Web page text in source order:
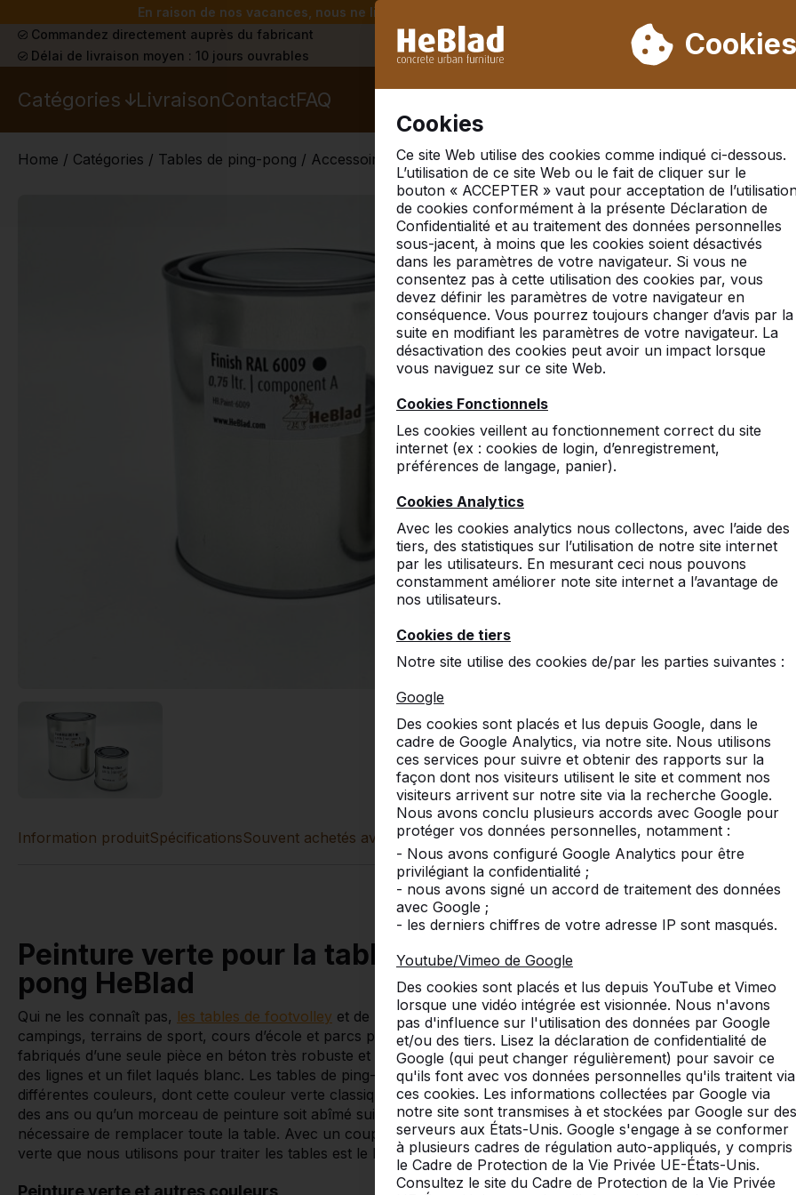
En raison de nos vacances, nous ne livrerons pas de la semaine 31 à la semaine 33. Veuillez donc
Cookies
Cookies
Ce site Web utilise des cookies comme indiqué ci-dessous.
L’utilisation de ce site Web ou le fait de cliquer sur le
bouton « ACCEPTER » vaut pour acceptation de
de cookies conformément à la présente Déclaration de
Confidentialité et au traitement des données personnelles
sous-jacent, à moins que les cookies soient désactivés
dans les paramètres de votre navigateur. Si vous ne
consentez pas à cette utilisation des cookies par, vous
devez définir les paramètres de votre navigateur en
conséquence. Vous pourrez toujours changer d’avis par la
suite en modifiant les paramètres de votre navigateur. La
désactivation des cookies peut avoir un impact lorsque
vous naviguez sur ce site Web.
Cookies Fonctionnels
Les cookies veillent au fonctionnement correct du site
internet (ex : cookies de login, d’enregistrement,
préférences de langage, panier).
Cookies Analytics
Avec les cookies analytics nous collectons, avec l’aide des
tiers, des statistiques sur l’utilisation de notre site internet
par les utilisateurs. En mesurant ceci nous pouvons
constamment améliorer note site internet a l’avantage de
nos utilisateurs.
Cookies de tiers
Notre site utilise des cookies de/par les parties suivantes :
Google
Des cookies sont placés et lus depuis Google, dans le
cadre de Google Analytics, via notre site. Nous utilisons
ces services pour suivre et obtenir des rapports sur la
façon dont nos visiteurs utilisent le site et comment nos
visiteurs arrivent sur notre site via la recherche Google.
Nous avons conclu plusieurs accords avec Google pour
protéger vos données personnelles, notamment :
- Nous avons configuré Google Analytics pour être
privilégiant la confidentialité ;
- nous avons signé un accord de traitement des données
avec Google ;
- les derniers chiffres de votre adresse IP sont masqués.
Youtube/Vimeo de Google
Des cookies sont placés et lus depuis YouTube et Vimeo
lorsque une vidéo intégrée est visionnée. Nous n'avons
pas d'influence sur l'utilisation des données par Google
et/ou des tiers. Lisez la déclaration de confidentialité de
Google (qui peut changer régulièrement) pour savoir ce
qu'ils font avec vos données personnelles qu'ils traitent via
ces cookies. Les informations collectées par Google via
notre site sont transmises à et stockées par Google sur des
serveurs aux États-Unis. Google s'engage à se conformer
à plusieurs cadres de régulation auto-appliqués, y compris
le Cadre de Protection de la Vie Privée UE-États-Unis.
Consultez le site du Cadre de Protection de la Vie Privée
Commandez directement auprès du fabricant
Déjà plus de 30 000 produits vendus
Délai de livraison moyen : 10 jours ouvrables
Catégories LivraisonContactFAQ
Home / Catégories / Tables de ping-pong / Accessoires / 1 Litre Peinture verte
Information produitSpécificationsSouvent achetés avec :Produits similaires
Peinture verte pour la table de footvolley et de ping-
pong HeBlad
Qui ne les connaît pas, les tables de footvolley et de ping-pongde HeBlad ? On les trouve dans de nombreux
campings, terrains de sport, cours d’école et parcs publics en Europe et aussi outre-mer. Nos produits sont
fabriqués d’une seule pièce en béton très robuste et sont pourvus d’une magnifique couche de laque avec
des lignes et un filet laqués blanc. Les tables de ping-pong et les tables de footvolley sont disponibles en
différentes couleurs, dont cette couleur verte classique. Il peut arriver que la couleur verte s’estompe au fil
des ans ou qu’un morceau de peinture soit abîmé suite à un choc malencontreux. Heureusement, il n’est pas
nécessaire de remplacer toute la table. Avec un coup de peinture, la table est comme neuve. La couleur
verte que nous utilisons pour traiter les tables est le RAL 6009.
Peinture verte et autres couleurs